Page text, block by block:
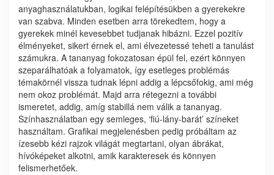
anyaghasználatukban, logikai felépítésükben a gyerekekre
van szabva. Minden esetben arra törekedtem, hogy a
gyerekek minél kevesebbet tudjanak hibázni. Ezzel pozitív
élményeket, sikert érnek el, ami élvezetessé teheti a tanulást
számukra. A tananyag fokozatosan épül fel, ezért könnyen
szeparálhatóak a folyamatok, így esetleges problémás
témakörnél vissza tudnak lépni addig a lépcsőfokig, ami még
nem okoz problémát. Majd arra rétegezni a további
ismeretet, addig, amíg stabillá nem válik a tananyag.
Színhasználatban egy semleges, ‘fiú-lány-barát’ színeket
használtam. Grafikai megjelenésben pedig próbáltam az
ízesebb kézi rajzok világát megtartani, olyan ábrákat,
hívóképeket alkotni, amik karakteresek és könnyen
felismerhetőek.